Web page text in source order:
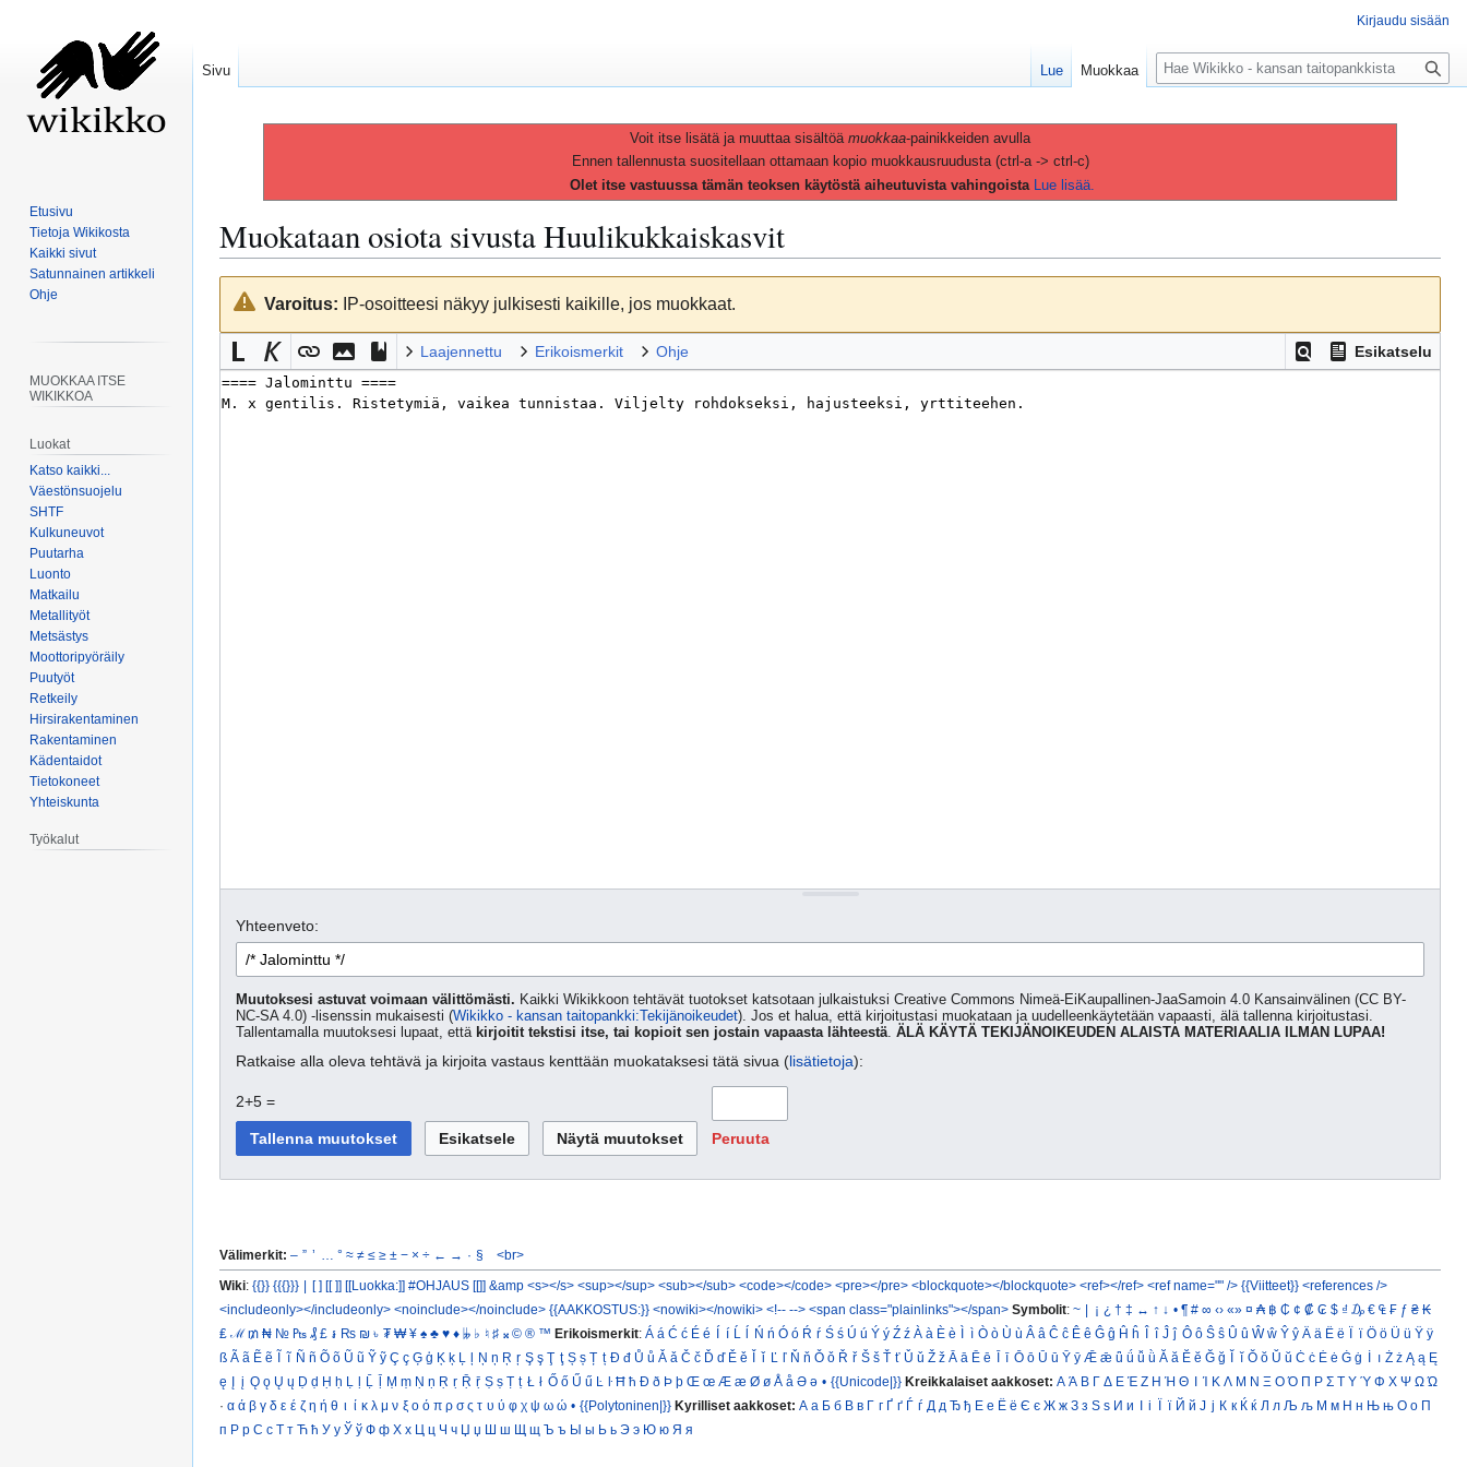
Voit itse lisätä ja muuttaa sisältöä muokkaa-painikkeiden avulla
Ennen tallennusta suositellaan ottamaan kopio muokkausruudusta (ctrl-a -> ctrl-c)
Olet itse vastuussa tämän teoksen käytöstä aiheutuvista vahingoista Lue lisää.
Muokataan osiota sivustaHuulikukkaiskasvit
Siirry
navigaatioon
Siirry
hakuunVaroitus: IP-osoitteesi näkyy julkisesti kaikille, jos muokkaat.
Esikatselu
Laajennettu Erikoismerkit Ohje
Yhteenveto:
Muutoksesi astuvat voimaan välittömästi. Kaikki Wikikkoon tehtävät tuotokset katsotaan julkaistuksi Creative Commons Nimeä-EiKaupallinen-JaaSamoin 4.0 Kansainvälinen (CC BY-
NC-SA 4.0) -lisenssin mukaisesti (Wikikko - kansan taitopankki:Tekijänoikeudet). Jos et halua, että kirjoitustasi muokataan ja uudelleenkäytetään vapaasti, älä tallenna kirjoitustasi.
Tallentamalla muutoksesi lupaat, että kirjoitit tekstisi itse, tai kopioit sen jostain vapaasta lähteestä. ÄLÄ KÄYTÄ TEKIJÄNOIKEUDEN ALAISTA MATERIAALIA ILMAN LUPAA!
Ratkaise alla oleva tehtävä ja kirjoita vastaus kenttään muokataksesi tätä sivua (lisätietoja):
2+5 =
Peruuta
Välimerkit: – ” ’ ° ≈ ≠ ≤ ≥ ± − × ÷ ← → · § <br>
Wiki: {{}} {{{}}} | [ ] [[ ]] [[Luokka:]] #OHJAUS [[]] &amp <s></s> <sup></sup> <sub></sub> <code></code> <pre></pre> <blockquote></blockquote> <ref></ref> <ref name="" /> {{Viitteet}} <references />
<includeonly></includeonly> <noinclude></noinclude> {{AAKKOSTUS:}} <nowiki></nowiki> <!-- --> <span class="plainlinks"></span> Symbolit: ~ | ¡ ¿ † ‡ ↔ ↑ ↓ • ¶ # ∞ ‹› «» ¤ ₳ ฿ ₵ ¢ ₡ ₢ $ ₫ ₯ € ₠ ₣ ƒ ₴ ₭
₤ ℳ ₥ ₦ № ₧ ₰ £ ៛ ₨ ₪ ৳ ₮ ₩ ¥ ♠ ♣ ♥ ♦ 𝄫 ♭ ♮ ♯ 𝄪 © ® ™ Erikoismerkit:Á á Ć ć É é Í í Ĺ ĺ Ń ń Ó ó Ŕ ŕ Ś ś Ú ú Ý ý Ź ź À à È è Ì ì Ò ò Ù ù Â â Ĉ ĉ Ê ê Ĝ ĝ Ĥ ĥ Î î Ĵ ĵ Ô ô Ŝ ŝ Û û Ŵ ŵ Ŷ ŷ Ä ä Ë ë Ï ï Ö ö Ü ü Ÿ ÿ
ß Ã ã Ẽ ẽ Ĩ ĩ Ñ ñ Õ õ Ũ ũ Ỹ ỹ Ç ç Ģ ģ Ķ ķ Ļ ļ Ņ ņ Ŗ ŗ Ş ş Ţ ţ Ș ș Ț ț Đ đ Ů ů Ǎ ǎ Č č Ď ď Ě ě Ǐ ǐ Ľ ľ Ň ň Ǒ ǒ Ř ř Š š Ť ť Ǔ ǔ Ž ž Ā ā Ē ē Ī ī Ō ō Ū ū Ȳ ȳ Ǣ ǣ ǖ ǘ ǚ ǜ Ă ă Ĕ ĕ Ğ ğ Ĭ ĭ Ŏ ŏ Ŭ ŭ Ċ ċ Ė ė Ġ ġ İ ı Ż ż Ą ą Ę
ę Į į Ǫ ǫ Ų ų Ḍ ḍ Ḥ ḥ Ḷ ḷ Ḹ ḹ Ṃ ṃ Ṇ ṇ Ṛ ṛ Ṝ ṝ Ṣ ṣ Ṭ ṭ Ł ł Ő ő Ű ű Ŀ ŀ Ħ ħ Ð ð Þ þ Œ œ Æ æ Ø ø Å å Ə ə • {{Unicode|}} Kreikkalaiset aakkoset: Α Ά Β Γ Δ Ε Έ Ζ Η Ή Θ Ι Ί Κ Λ Μ Ν Ξ Ο Ό Π Ρ Σ Τ Υ Ύ Φ Χ Ψ Ω Ώ
· α ά β γ δ ε έ ζ η ή θ ι ί κ λ μ ν ξ ο ό π ρ σ ς τ υ ύ φ χ ψ ω ώ • {{Polytoninen|}} Kyrilliset aakkoset: А а Б б В в Г г Ґ ґ Ѓ ѓ Д д Ђ ђ Е е Ё ё Є є Ж ж З з Ѕ ѕ И и І і Ї ї Й й Ј ј К к Ќ ќ Л л Љ љ М м Н н Њ њ О о П
п Р р С с Т т Ћ ћ У у Ў ў Ф ф Х х Ц ц Ч ч Џ џ Ш ш Щ щ Ъ ъ Ы ы Ь ь Э э Ю ю Я я
Kirjaudu sisään
Sivu Lue Muokkaa
H
a
Etusivu
Tietoja Wikikosta
Kaikki sivut
Satunnainen artikkeli
Ohje
MUOKKAA ITSE
WIKIKKOA
Luokat
Katso kaikki...
Väestönsuojelu
SHTF
Kulkuneuvot
Puutarha
Luonto
Matkailu
Metallityöt
Metsästys
Moottoripyöräily
Puutyöt
Retkeily
Hirsirakentaminen
Rakentaminen
Kädentaidot
Tietokoneet
Yhteiskunta
Työkalut